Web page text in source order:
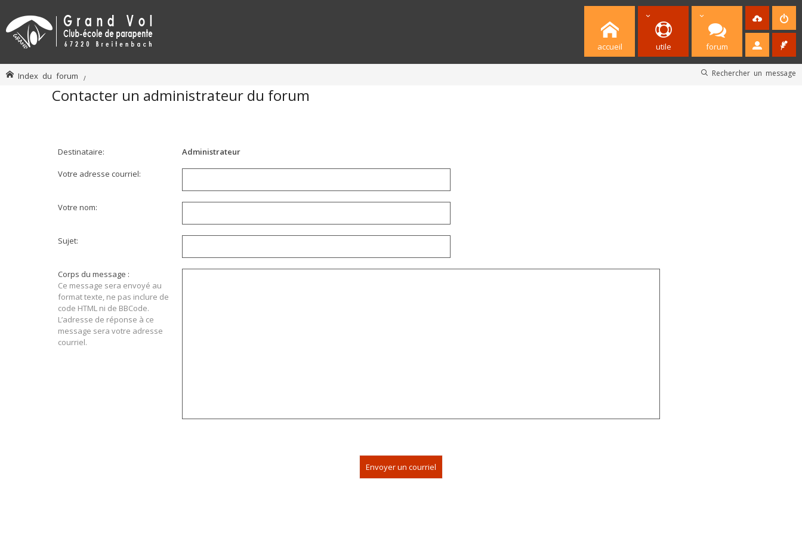
accueil utile forum
Rechercher un message
Index du forum
Contacter un administrateur du forum
Destinataire: Administrateur
Votre adresse courriel:
Votre nom:
Sujet:
Corps du message :
Ce message sera envoyé au
format texte, ne pas inclure de
code HTML ni de BBCode.
L’adresse de réponse à ce
message sera votre adresse
courriel.